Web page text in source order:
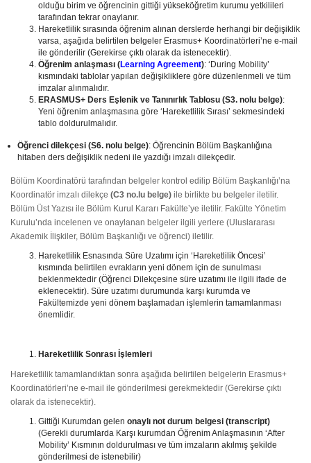
olduğu birim ve öğrencinin gittiği yükseköğretim kurumu yetkilileri
tarafından tekrar onaylanır.
Hareketlilik sırasında öğrenim alınan derslerde herhangi bir değişiklik
varsa, aşağıda belirtilen belgeler Erasmus+ Koordinatörleri’ne e-mail
ile gönderilir (Gerekirse çıktı olarak da istenecektir).
Öğrenim anlaşması (Learning Agreement): ‘During Mobility’
kısmındaki tablolar yapılan değişikliklere göre düzenlenmeli ve tüm
imzalar alınmalıdır.
ERASMUS+ Ders Eşlenik ve Tanınırlık Tablosu (S3. nolu belge):
Yeni öğrenim anlaşmasına göre ‘Hareketlilik Sırası’ sekmesindeki
tablo doldurulmalıdır.
Öğrenci dilekçesi (S6. nolu belge): Öğrencinin Bölüm Başkanlığına
hitaben ders değişiklik nedeni ile yazdığı imzalı dilekçedir.
Bölüm Koordinatörü tarafından belgeler kontrol edilip Bölüm Başkanlığı’na
Koordinatör imzalı dilekçe (C3 no.lu belge) ile birlikte bu belgeler iletilir.
Bölüm Üst Yazısı ile Bölüm Kurul Kararı Fakülte’ye iletilir. Fakülte Yönetim
Kurulu’nda incelenen ve onaylanan belgeler ilgili yerlere (Uluslararası
Akademik İlişkiler, Bölüm Başkanlığı ve öğrenci) iletilir.
Hareketlilik Esnasında Süre Uzatımı için ‘Hareketlilik Öncesi’
kısmında belirtilen evrakların yeni dönem için de sunulması
beklenmektedir (Öğrenci Dilekçesine süre uzatımı ile ilgili ifade de
eklenecektir). Süre uzatımı durumunda karşı kurumda ve
Fakültemizde yeni dönem başlamadan işlemlerin tamamlanması
önemlidir.
Hareketlilik Sonrası İşlemleri
Hareketlilik tamamlandıktan sonra aşağıda belirtilen belgelerin Erasmus+
Koordinatörleri’ne e-mail ile gönderilmesi gerekmektedir (Gerekirse çıktı
olarak da istenecektir).
Gittiği Kurumdan gelen onaylı not durum belgesi (transcript)
(Gerekli durumlarda Karşı kurumdan Öğrenim Anlaşmasının ‘After
Mobility’ Kısmının doldurulması ve tüm imzaların akılmış şekilde
gönderilmesi de istenebilir)